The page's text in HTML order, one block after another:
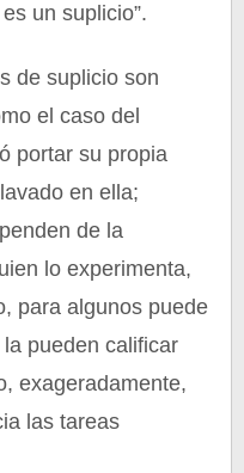
un suplicio”.
de suplicio son
el caso del
portar su propia
en ella;
de la
lo experimenta,
para algunos puede
pueden calificar
exageradamente,
las tareas